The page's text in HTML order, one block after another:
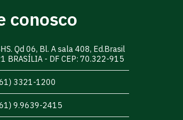
conosco
Qd 06, Bl. A sala 408, Ed.Brasil
BRASÍLIA - DF CEP: 70.322-915
3321-1200
9.9639-2415